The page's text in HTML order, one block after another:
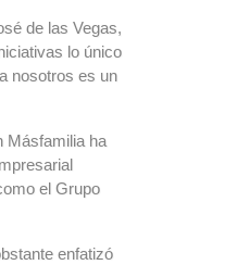
de las Vegas,
lo único
nosotros es un
Másfamilia ha
el Grupo
enfatizó